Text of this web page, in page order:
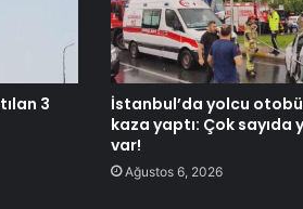
3
İstanbul’da yolcu
kaza yaptı: Çok sayıda
var!
Ağustos 6, 2026